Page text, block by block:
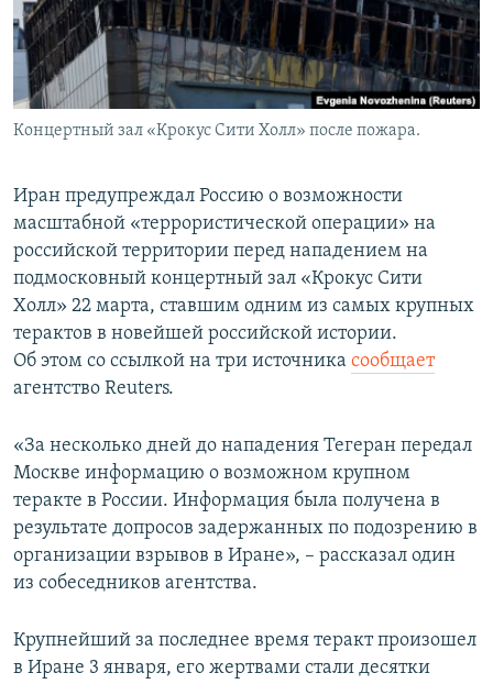
Концертный зал «Крокус Сити Холл» после пожара.
Иран предупреждал Россию о возможности
масштабной «террористической операции» на
российской территории перед нападением на
подмосковный концертный зал «Крокус Сити
Холл» 22 марта, ставшим одним из самых крупных
терактов в новейшей российской истории.
Об этом со ссылкой на три источника сообщает
агентство Reuters.
«За несколько дней до нападения Тегеран передал
Москве информацию о возможном крупном
теракте в России. Информация была получена в
результате допросов задержанных по подозрению в
организации взрывов в Иране», – рассказал один
из собеседников агентства.
Крупнейший за последнее время теракт произошел
в Иране 3 января, его жертвами стали десятки